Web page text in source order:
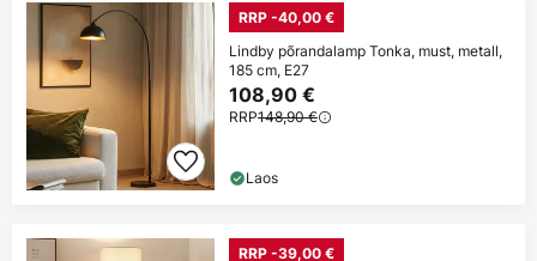
RRP -40,00 €
Lindby põrandalamp Tonka, must, metall,
185 cm, E27
108,90 €
RRP148,90 €
Laos
RRP -39,00 €